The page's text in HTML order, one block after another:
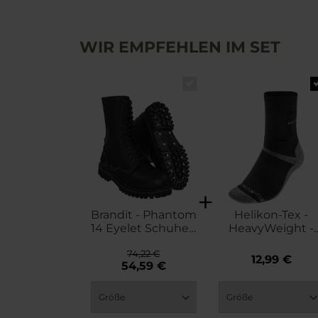
WIR EMPFEHLEN IM SET
Brandit - Phantom
14 Eyelet Schuhe -
54,59 €
74,22 €
Helikon-Tex -
HeavyWeight -
Black
12,99 €